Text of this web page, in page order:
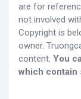
are for
not involved
Copyright is
owner.
content. You
which contain